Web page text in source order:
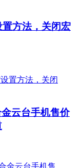
方法，关闭宏
云台手机售价